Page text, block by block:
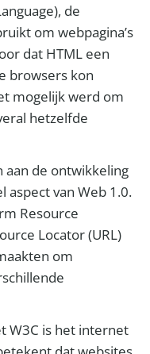
de
om webpagina’s
dat HTML een
browsers kon
mogelijk werd om
hetzelfde
aan de ontwikkeling
aspect van Web 1.0.
Resource
Locator (URL)
om
W3C is het internet